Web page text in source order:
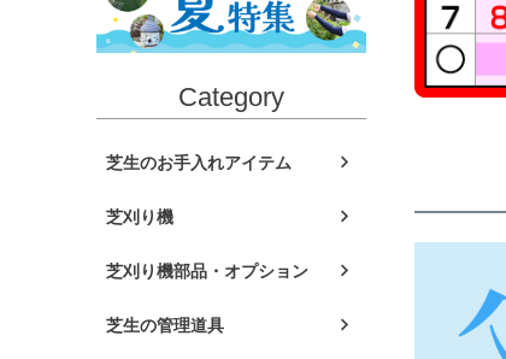
Category
芝生のお手入れアイテム
芝刈り機
芝刈り機部品・オプション
芝生の管理道具